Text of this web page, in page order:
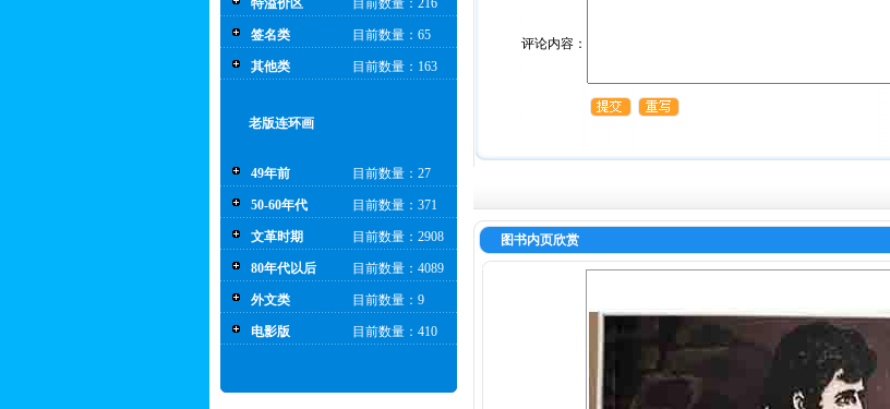
特溢价区 目前数量：216
签名类 目前数量：65
其他类 目前数量：163
老版连环画
49年前 目前数量：27
50-60年代 目前数量：371
文革时期 目前数量：2908
80年代以后 目前数量：4089
外文类 目前数量：9
电影版 目前数量：410
评论内容：
图书内页欣赏